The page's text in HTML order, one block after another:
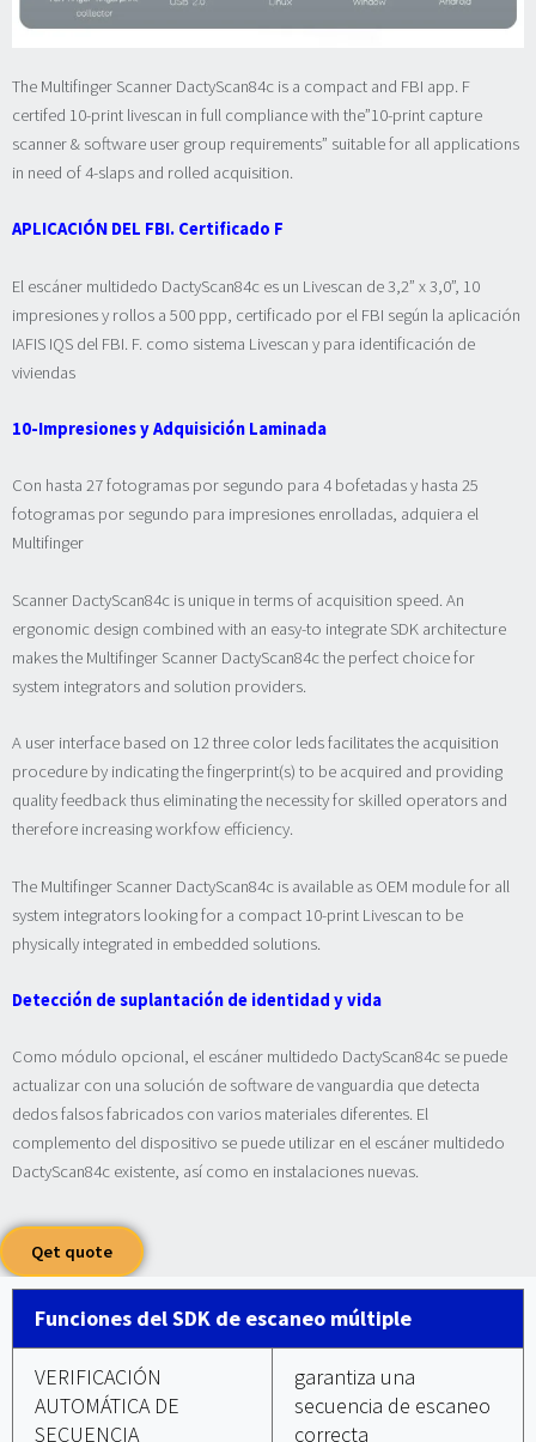
The Multifinger Scanner DactyScan84c is a compact and FBI app. F
certifed 10-print livescan in full compliance with the”10-print capture
scanner & software user group requirements” suitable for all applications
in need of 4-slaps and rolled acquisition.
APLICACIÓN DEL FBI. Certificado F
El escáner multidedo DactyScan84c es un Livescan de 3,2” x 3,0”, 10
impresiones y rollos a 500 ppp, certificado por el FBI según la aplicación
IAFIS IQS del FBI. F. como sistema Livescan y para identificación de
viviendas
10-Impresiones y Adquisición Laminada
Con hasta 27 fotogramas por segundo para 4 bofetadas y hasta 25
fotogramas por segundo para impresiones enrolladas, adquiera el
Multifinger
Scanner DactyScan84c is unique in terms of acquisition speed. An
ergonomic design combined with an easy-to integrate SDK architecture
makes the Multifinger Scanner DactyScan84c the perfect choice for
system integrators and solution providers.
A user interface based on 12 three color leds facilitates the acquisition
procedure by indicating the fingerprint(s) to be acquired and providing
quality feedback thus eliminating the necessity for skilled operators and
therefore increasing workfow efficiency.
The Multifinger Scanner DactyScan84c is available as OEM module for all
system integrators looking for a compact 10-print Livescan to be
physically integrated in embedded solutions.
Detección de suplantación de identidad y vida
Como módulo opcional, el escáner multidedo DactyScan84c se puede
actualizar con una solución de software de vanguardia que detecta
dedos falsos fabricados con varios materiales diferentes. El
complemento del dispositivo se puede utilizar en el escáner multidedo
DactyScan84c existente, así como en instalaciones nuevas.
Qet quote
Funciones del SDK de escaneo múltiple
VERIFICACIÓN
AUTOMÁTICA DE
SECUENCIA
garantiza una
secuencia de escaneo
correcta